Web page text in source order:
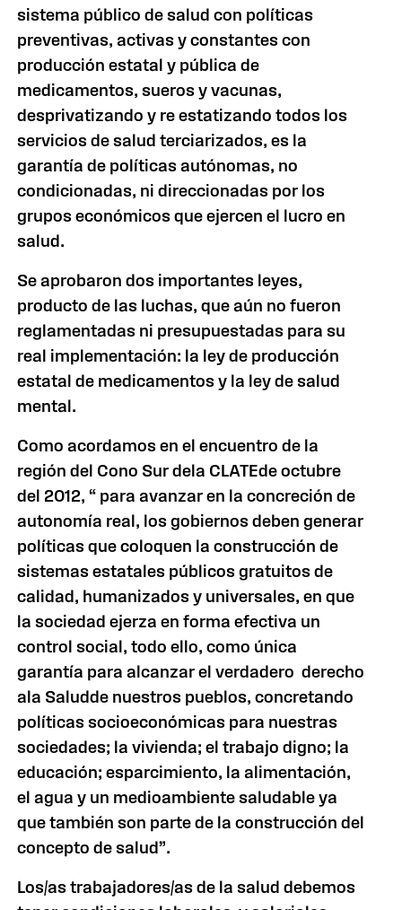
sistema público de salud con políticas
preventivas, activas y constantes con
producción estatal y pública de
medicamentos, sueros y vacunas,
desprivatizando y re estatizando todos los
servicios de salud terciarizados, es la
garantía de políticas autónomas, no
condicionadas, ni direccionadas por los
grupos económicos que ejercen el lucro en
salud.
Se aprobaron dos importantes leyes,
producto de las luchas, que aún no fueron
reglamentadas ni presupuestadas para su
real implementación: la ley de producción
estatal de medicamentos y la ley de salud
mental.
Como acordamos en el encuentro de la
región del Cono Sur dela CLATEde octubre
del 2012, “ para avanzar en la concreción de
autonomía real, los gobiernos deben generar
políticas que coloquen la construcción de
sistemas estatales públicos gratuitos de
calidad, humanizados y universales, en que
la sociedad ejerza en forma efectiva un
control social, todo ello, como única
garantía para alcanzar el verdadero derecho
ala Saludde nuestros pueblos, concretando
políticas socioeconómicas para nuestras
sociedades; la vivienda; el trabajo digno; la
educación; esparcimiento, la alimentación,
el agua y un medioambiente saludable ya
que también son parte de la construcción del
concepto de salud”.
Los/as trabajadores/as de la salud debemos